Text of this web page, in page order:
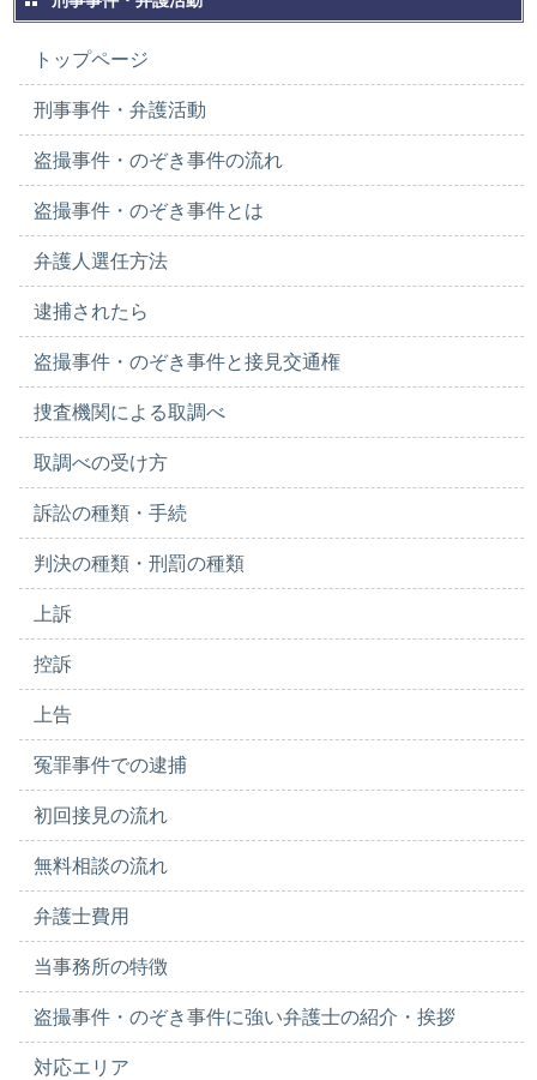
トップページ
刑事事件・弁護活動
盗撮事件・のぞき事件の流れ
盗撮事件・のぞき事件とは
弁護人選任方法
逮捕されたら
盗撮事件・のぞき事件と接見交通権
捜査機関による取調べ
取調べの受け方
訴訟の種類・手続
判決の種類・刑罰の種類
上訴
控訴
上告
冤罪事件での逮捕
初回接見の流れ
無料相談の流れ
弁護士費用
当事務所の特徴
盗撮事件・のぞき事件に強い弁護士の紹介・挨拶
対応エリア